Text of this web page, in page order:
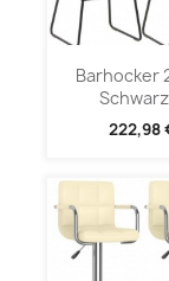
Barhocker
222,98